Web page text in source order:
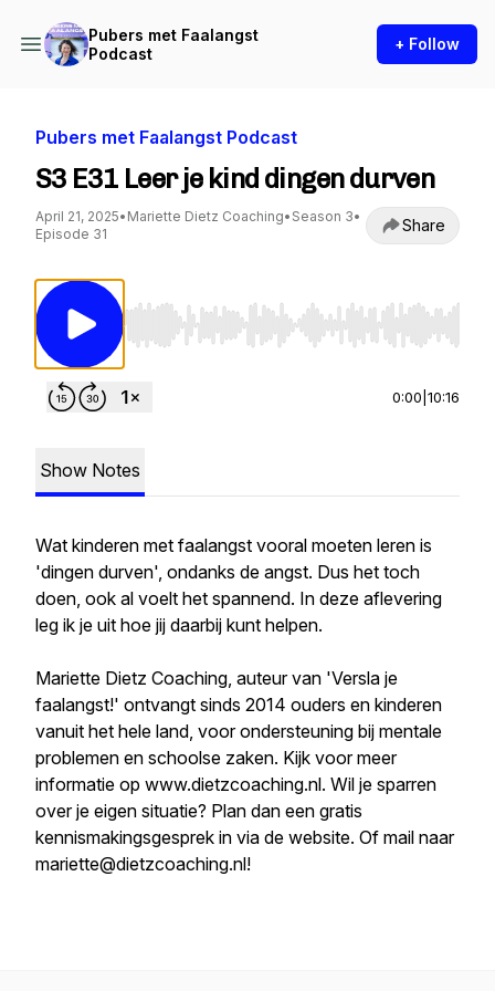
Pubers met Faalangst
Podcast
+ Follow
Pubers met Faalangst Podcast
S3 E31 Leer je kind dingen durven
April 21, 2025• Mariette Dietz Coaching• Season 3•
Episode 31
Share
Use Left/Right to seek, Home/End to jump to
0:00 10:16
Show Notes
Wat kinderen met faalangst vooral moeten leren is
'dingen durven', ondanks de angst. Dus het toch
doen, ook al voelt het spannend. In deze aflevering
leg ik je uit hoe jij daarbij kunt helpen.
Mariette Dietz Coaching, auteur van 'Versla je
faalangst!' ontvangt sinds 2014 ouders en kinderen
vanuit het hele land, voor ondersteuning bij mentale
problemen en schoolse zaken. Kijk voor meer
informatie op www.dietzcoaching.nl. Wil je sparren
over je eigen situatie? Plan dan een gratis
kennismakingsgesprek in via de website. Of mail naar
mariette@dietzcoaching.nl!